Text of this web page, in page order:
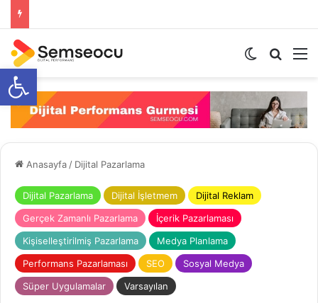
Anasayfa / Dijital Pazarlama
Dijital Pazarlama Dijital İşletmem
Dijital Reklam
Gerçek Zamanlı Pazarlama
İçerik Pazarlaması
Kişiselleştirilmiş Pazarlama
Medya Planlama
Performans Pazarlaması
SEO
Sosyal Medya
Süper Uygulamalar
Varsayılan
Open toolbar